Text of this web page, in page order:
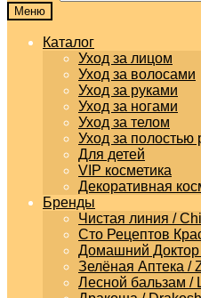
Меню
Каталог
Уход за лицом
Уход за волосами
Уход за руками
Уход за ногами
Уход за телом
Уход за полостью
Для детей
VIP косметика
Декоративная
Бренды
Чистая линия /
Сто Рецептов
Домашний Доктор
Зелёная Аптека /
Лесной бальзам /